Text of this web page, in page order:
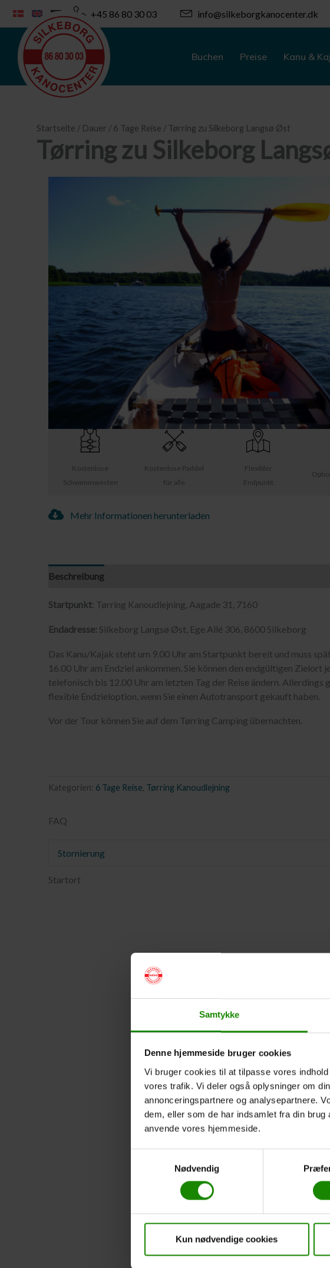
Samtykke
Denne hjemmeside bruger cookies
Vi bruger cookies til at tilpasse vores
vores trafik. Vi deler også oplysninger om
annonceringspartnere og analysepartnere.
dem, eller som de har indsamlet fra din
anvende vores hjemmeside.
Nødvendig
Kun nødvendige cookies
Inhalt
springen
+45 86 80 30 03 info@silkeborgkanocenter.dk
Buchen Preise Kanu &
Startseite / Dauer / 6 Tage Reise / Tørring zu Silkeborg Langsø Øst
Tørring zu Silkeborg
Kostenlose
Schwimmwesten
Kostenlose Paddel
für alle
Flexibler
Endpunkt
Mehr Informationen herunterladen
Beschreibung
Startpunkt: Tørring Kanoudlejning, Aagade 31, 7160
Endadresse: Silkeborg Langsø Øst, Ege Allé 306, 8600 Silkeborg
Das Kanu/Kajak steht um 9.00 Uhr am Startpunkt bereit und muss
16.00 Uhr am Endziel ankommen. Sie können den endgültigen Zielort
telefonisch bis 12.00 Uhr am letzten Tag der Reise ändern. Allerdings
flexible Endzieloption, wenn Sie einen Autotransport gekauft haben.
Vor der Tour können Sie auf dem Tørring Camping übernachten.
Kategorien: 6 Tage Reise Tørring Kanoudlejning
FAQ
Stornierung
Startort